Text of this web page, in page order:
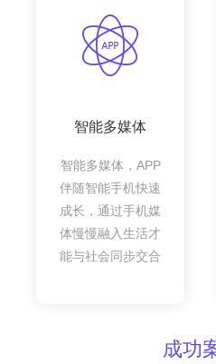
智能多媒体
智能多媒体，APP
伴随智能手机快速
成长，通过手机媒
体慢慢融入生活才
能与社会同步交合
成功